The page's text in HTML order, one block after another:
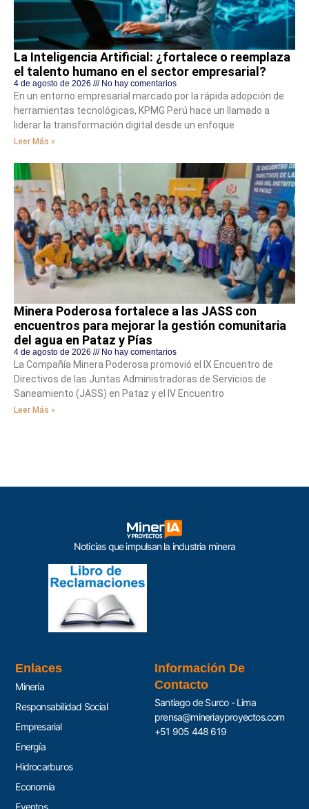
La Inteligencia Artificial: ¿fortalece o reemplaza
el talento humano en el sector empresarial?
4 de agosto de 2026 No hay comentarios
En un entorno empresarial marcado por la rápida adopción de
herramientas tecnológicas, KPMG Perú hace un llamado a
liderar la transformación digital desde un enfoque
Leer Más »
Minera Poderosa fortalece a las JASS con
encuentros para mejorar la gestión comunitaria
del agua en Pataz y Pías
4 de agosto de 2026 No hay comentarios
La Compañía Minera Poderosa promovió el IX Encuentro de
Directivos de las Juntas Administradoras de Servicios de
Saneamiento (JASS) en Pataz y el IV Encuentro
Leer Más »
Noticias que impulsan la industria minera
Enlaces
Minería
Responsabilidad Social
Empresarial
Energía
Hidrocarburos
Economía
Información De
Contacto
Santiago de Surco - Lima
prensa@mineriayproyectos.com
+51 905 448 619